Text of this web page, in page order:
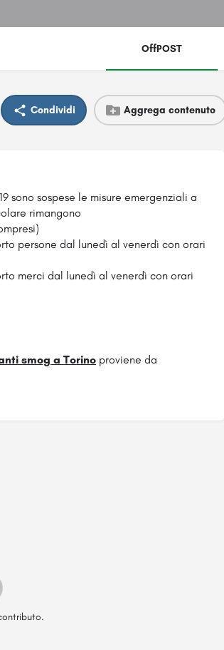
OffPOST
Condividi Aggrega contenuto
sono sospese le misure emergenziali a
rimangono
persone dal lunedì al venerdì con orari
merci dal lunedì al venerdì con orari
smog a Torino proviene da